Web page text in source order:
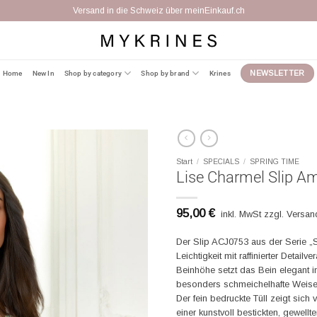
Kostenfreier Umtausch binnen 14 Tagen
Home New In Shop by category Shop by brand Krines NEWSLETTER
Start / SPECIALS / SPRING TIME
Lise Charmel Slip
95,00€ inkl. MwSt zzgl.
Der Slip ACJ0753 aus der Serie
Leichtigkeit mit raffinierter
Beinhöhe setzt das Bein elegant
besonders schmeichelhafte
Der fein bedruckte Tüll zeigt sich
einer kunstvoll bestickten,